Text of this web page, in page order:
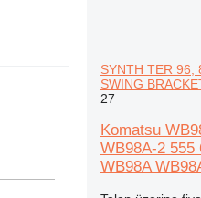
SYNTH TER 96,
SWING
27
Komatsu
WB98A-2 555
WB98A